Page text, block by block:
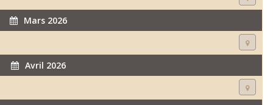
Mars 2026
Avril 2026